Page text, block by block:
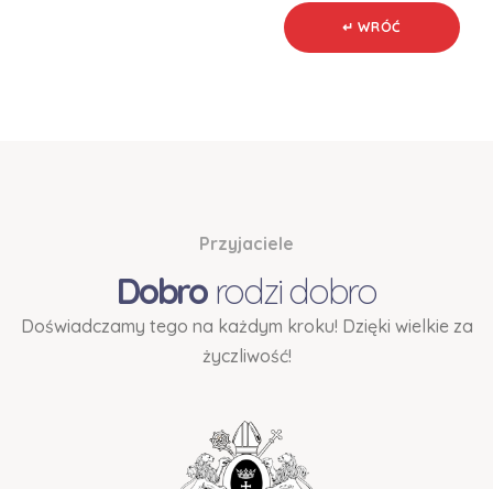
↵ WRÓĆ
Przyjaciele
Dobro rodzi dobro
Doświadczamy tego na każdym kroku! Dzięki wielkie za
życzliwość!